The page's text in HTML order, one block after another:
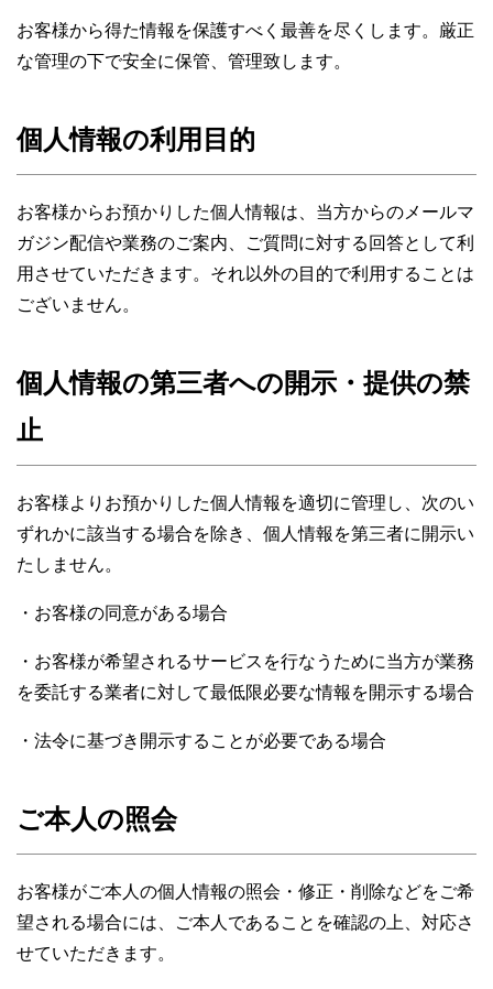
お客様から得た情報を保護すべく最善を尽くします。厳正
な管理の下で安全に保管、管理致します。
個人情報の利用目的
お客様からお預かりした個人情報は、当方からのメールマ
ガジン配信や業務のご案内、ご質問に対する回答として利
用させていただきます。それ以外の目的で利用することは
ございません。
個人情報の第三者への開示・提供の禁
止
お客様よりお預かりした個人情報を適切に管理し、次のい
ずれかに該当する場合を除き、個人情報を第三者に開示い
たしません。
・お客様の同意がある場合
・お客様が希望されるサービスを行なうために当方が業務
を委託する業者に対して最低限必要な情報を開示する場合
・法令に基づき開示することが必要である場合
ご本人の照会
お客様がご本人の個人情報の照会・修正・削除などをご希
望される場合には、ご本人であることを確認の上、対応さ
せていただきます。